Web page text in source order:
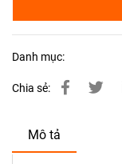
Danh mục:
Chia sẻ:
Mô tả